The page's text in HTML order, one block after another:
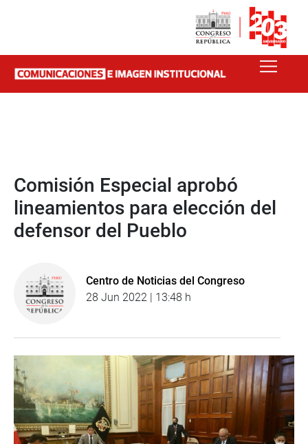
Comisión Especial aprobó
lineamientos para elección del
defensor del Pueblo
Centro de Noticias del Congreso
28 Jun 2022 | 13:48 h